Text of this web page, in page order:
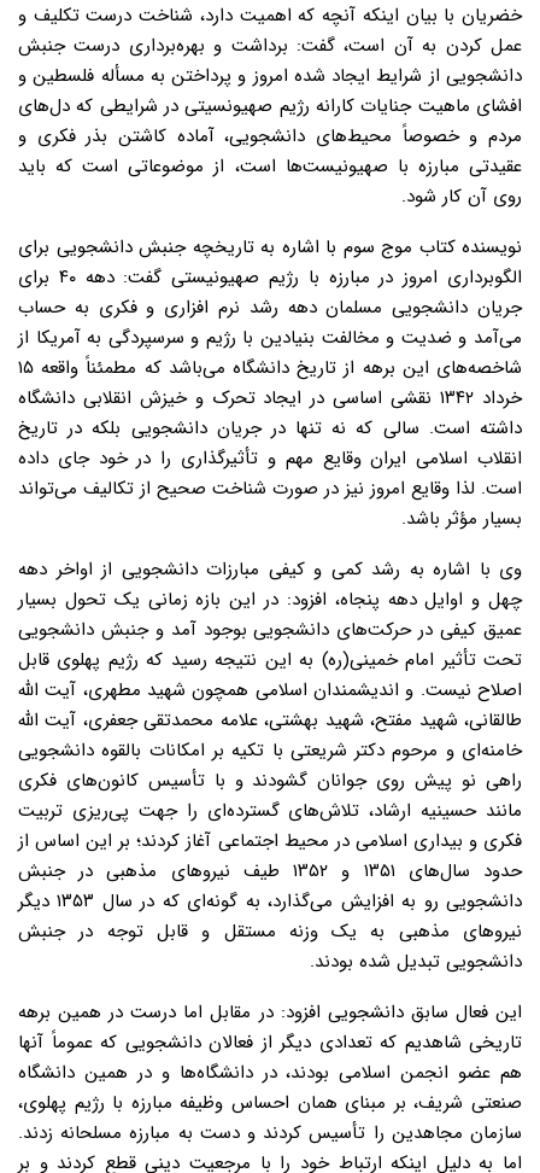
خضریان با بیان اینکه آنچه که اهمیت دارد، شناخت درست تکلیف و
عمل کردن به آن است، گفت: برداشت و بهره‌برداری درست جنبش
دانشجویی از شرایط ایجاد شده امروز و پرداختن به مسأله فلسطین و
افشای ماهیت جنایات کارانه رژیم صهیونسیتی در شرایطی که دل‌های
مردم و خصوصاً محیط‌های دانشجویی، آماده کاشتن بذر فکری و
عقیدتی مبارزه با صهیونیست‌ها است، از موضوعاتی است که باید
روی آن کار شود.
نویسنده کتاب موج سوم با اشاره به تاریخچه جنبش دانشجویی برای
الگوبرداری امروز در مبارزه با رژیم صهیونیستی گفت: دهه ۴۰ برای
جریان دانشجویی مسلمان دهه رشد نرم افزاری و فکری به حساب
می‌آمد و ضدیت و مخالفت بنیادین با رژیم و سرسپردگی به آمریکا از
شاخصه‌های این برهه از تاریخ دانشگاه می‌باشد که مطمئناً واقعه ۱۵
خرداد ۱۳۴۲ نقشی اساسی در ایجاد تحرک و خیزش انقلابی دانشگاه
داشته است. سالی که نه تنها در جریان دانشجویی بلکه در تاریخ
انقلاب اسلامی ایران وقایع مهم و تأثیرگذاری را در خود جای داده
است. لذا وقایع امروز نیز در صورت شناخت صحیح از تکالیف می‌تواند
بسیار مؤثر باشد.
وی با اشاره به رشد کمی و کیفی مبارزات دانشجویی از اواخر دهه
چهل و اوایل دهه پنجاه، افزود: در این بازه زمانی یک تحول بسیار
عمیق کیفی در حرکت‌های دانشجویی بوجود آمد و جنبش دانشجویی
تحت تأثیر امام خمینی(ره) به این نتیجه رسید که رژیم پهلوی قابل
اصلاح نیست. و اندیشمندان اسلامی همچون شهید مطهری، آیت الله
طالقانی، شهید مفتح، شهید بهشتی، علامه محمدتقی جعفری، آیت الله
خامنه‌ای و مرحوم دکتر شریعتی با تکیه بر امکانات بالقوه دانشجویی
راهی نو پیش روی جوانان گشودند و با تأسیس کانون‌های فکری
مانند حسینیه ارشاد، تلاش‌های گسترده‌ای را جهت پی‌ریزی تربیت
فکری و بیداری اسلامی در محیط اجتماعی آغاز کردند؛ بر این اساس از
حدود ‌سال‌های ۱۳۵۱ و ۱۳۵۲ طیف نیروهای مذهبی در جنبش
دانشجویی رو به افزایش می‌گذارد، به گونه‌ای که در سال ۱۳۵۳ دیگر
نیروهای مذهبی به یک وزنه مستقل و قابل توجه در جنبش
دانشجویی تبدیل شده بودند.
این فعال سابق دانشجویی افزود: در مقابل اما درست در همین برهه
تاریخی شاهدیم که تعدادی دیگر از فعالان دانشجویی که عموماً آنها
هم عضو انجمن اسلامی بودند، در دانشگاه‌ها و در همین دانشگاه
صنعتی شریف، بر مبنای همان احساس وظیفه مبارزه با رژیم پهلوی،
سازمان مجاهدین را تأسیس کردند و دست به مبارزه مسلحانه زدند.
اما به دلیل اینکه ارتباط خود را با مرجعیت دینی قطع کردند و بر